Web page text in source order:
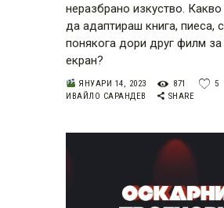
неразбрано изкуство.
да адаптираш книга, пиеса,
понякога дори друг филм за
екран?
ЯНУАРИ 14, 2023 871 5
ИВАЙЛО САРАНДЕВ
SHARE